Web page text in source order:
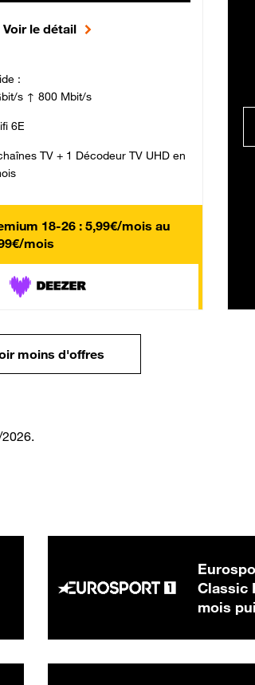
Voir le détail
:
s ↑ 800 Mbit/s
6E
TV + 1 Décodeur TV UHD en
18-26 : 5,99€/mois au
mois
moins d'offres
Classic
mois